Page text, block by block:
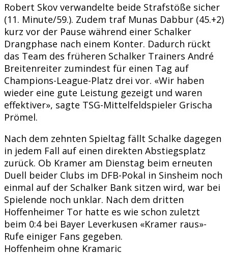
Robert Skov verwandelte beide Strafstöße sicher
(11. Minute/59.). Zudem traf Munas Dabbur (45.+2)
kurz vor der Pause während einer Schalker
Drangphase nach einem Konter. Dadurch rückt
das Team des früheren Schalker Trainers André
Breitenreiter zumindest für einen Tag auf
Champions-League-Platz drei vor. «Wir haben
wieder eine gute Leistung gezeigt und waren
effektiver», sagte TSG-Mittelfeldspieler Grischa
Prömel.
Nach dem zehnten Spieltag fällt Schalke dagegen
in jedem Fall auf einen direkten Abstiegsplatz
zurück. Ob Kramer am Dienstag beim erneuten
Duell beider Clubs im DFB-Pokal in Sinsheim noch
einmal auf der Schalker Bank sitzen wird, war bei
Spielende noch unklar. Nach dem dritten
Hoffenheimer Tor hatte es wie schon zuletzt
beim 0:4 bei Bayer Leverkusen «Kramer raus»-
Rufe einiger Fans gegeben.
Hoffenheim ohne Kramaric